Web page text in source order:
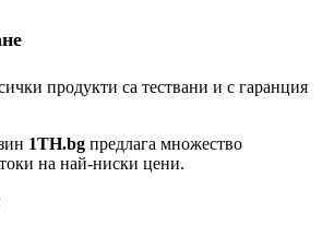
продукти са тествани и с гаранция
1TH.bg предлага множество
на най-ниски цени.